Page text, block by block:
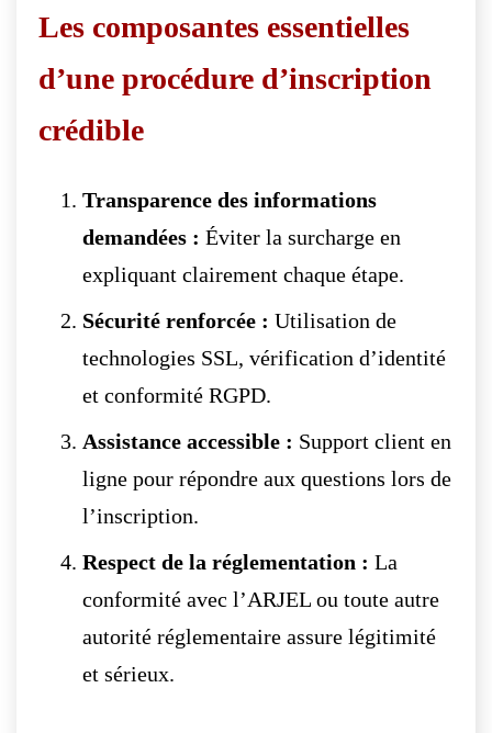
Les composantes essentielles
d’une procédure d’inscription
crédible
Transparence des informations
demandées : Éviter la surcharge en
expliquant clairement chaque étape.
Sécurité renforcée : Utilisation de
technologies SSL, vérification d’identité
et conformité RGPD.
Assistance accessible : Support client en
ligne pour répondre aux questions lors de
l’inscription.
Respect de la réglementation : La
conformité avec l’ARJEL ou toute autre
autorité réglementaire assure légitimité
et sérieux.